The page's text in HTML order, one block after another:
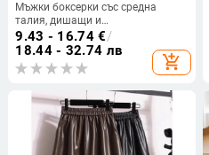
Мъжки боксерки със средна
талия, дишащи и
антибактериални, 90–95% памук,
райета
9.43 - 16.74€/
18.44 - 32.74 лв
add_shopping_cart